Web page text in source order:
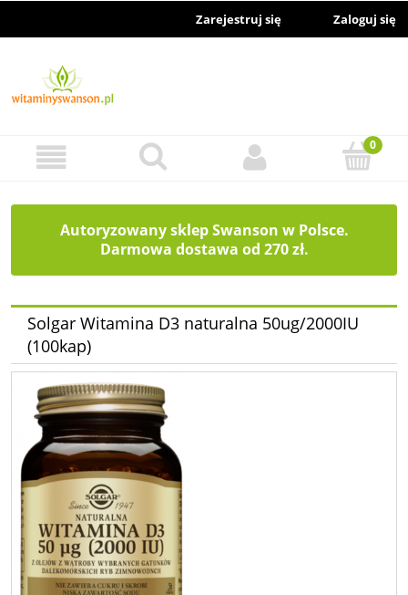
Zarejestruj się Zaloguj się
Autoryzowany sklep Swanson w Polsce.
Darmowa dostawa od 270 zł.
Solgar Witamina D3 naturalna 50ug/2000IU
(100kap)